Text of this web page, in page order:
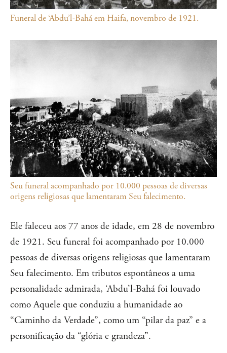
Funeral de ‘Abdu’l-Bahá em Haifa, novembro de 1921.
Seu funeral acompanhado por 10.000 pessoas de diversas
origens religiosas que lamentaram Seu falecimento.
Ele faleceu aos 77 anos de idade, em 28 de novembro
de 1921. Seu funeral foi acompanhado por 10.000
pessoas de diversas origens religiosas que lamentaram
Seu falecimento. Em tributos espontâneos a uma
personalidade admirada, ‘Abdu’l-Bahá foi louvado
como Aquele que conduziu a humanidade ao
“Caminho da Verdade”, como um “pilar da paz” e a
personificação da “glória e grandeza”.